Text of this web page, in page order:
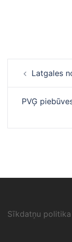
navigācija
Latgales
PVĢ
Sīkdatņu politika